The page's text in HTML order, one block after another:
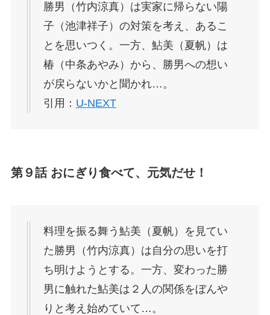
勝男（竹内涼真）は実家に帰らない陽
子（池津祥子）の対策を考え、あるこ
とを思いつく。一方、鮎美（夏帆）は
椿（中条あやみ）から、勝男への想い
が戻らないかと聞かれ…。
引用： U-NEXT
第９話 おにぎり食べて、元気だせ！
料理を振る舞う鮎美（夏帆）を見てい
た勝男（竹内涼真）は自分の思いを打
ち明けようとする。一方、変わった勝
男に触れた鮎美は２人の関係をぼんや
りと考え始めていて…。